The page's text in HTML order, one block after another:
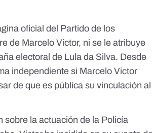
oficial del Partido de los
de Marcelo Victor, ni se le atribuye
electoral de Lula da Silva. Desde
independiente si Marcelo Victor
de que es públicasu vinculación al
sobre la actuación de la Policía